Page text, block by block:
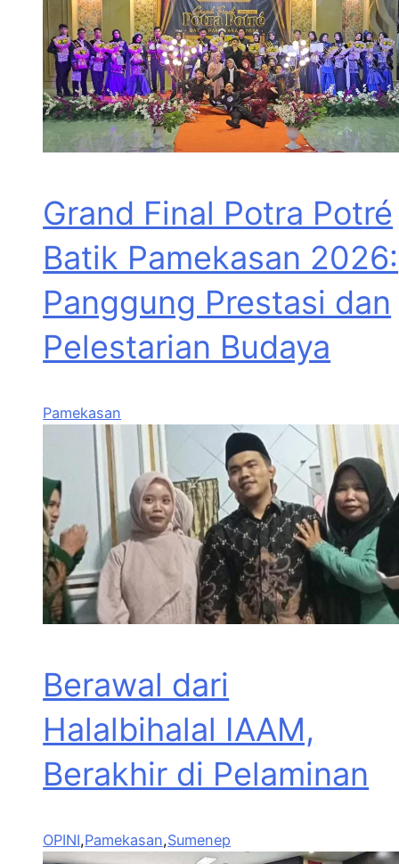
Grand Final Potra Potré
Batik Pamekasan 2026:
Panggung Prestasi dan
Pelestarian Budaya
Pamekasan
Berawal dari
Halalbihalal IAAM,
Berakhir di Pelaminan
OPINI,Pamekasan,Sumenep